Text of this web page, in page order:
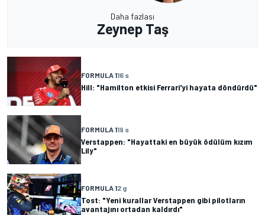
Daha fazlası
Zeynep Taş
FORMULA 116 s
Hill: "Hamilton etkisi Ferrari'yi hayata döndürdü"
FORMULA 119 s
Verstappen: "Hayattaki en büyük ödülüm kızım
Lily"
FORMULA 12 g
Tost: "Yeni kurallar Verstappen gibi pilotların
avantajını ortadan kaldırdı"